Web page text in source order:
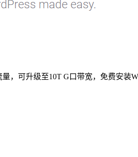
，可升级至10T G口带宽，免费安装